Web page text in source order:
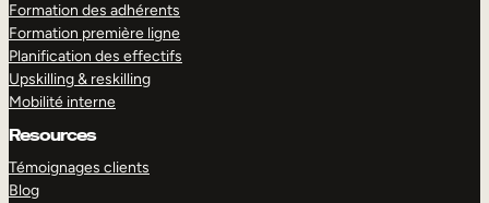
Formation des adhérents
Formation première ligne
Planification des effectifs
Upskilling & reskilling
Mobilité interne
Resources
Témoignages clients
Blog